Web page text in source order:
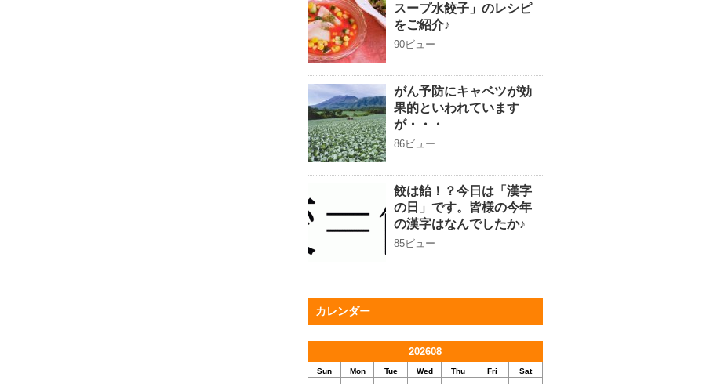
スープ水餃子」のレシピ
をご紹介♪
90ビュー
がん予防にキャベツが効
果的といわれています
が・・・
86ビュー
餃は飴！？今日は「漢字
の日」です。皆様の今年
の漢字はなんでしたか♪
85ビュー
カレンダー
202608
Sun Mon Tue Wed Thu Fri Sat